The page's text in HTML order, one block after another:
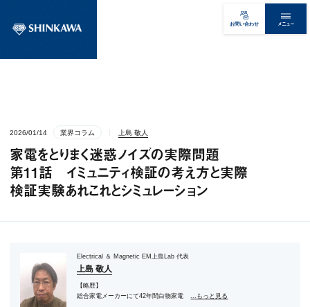
お問い合わせ メニュー
2026/01/14 業界コラム 上島 敬人
家電をとりまく迷惑ノイズの実際問題
第11話 イミュニティ検証の考え方と実際
検証実験あれこれとシミュレーション
Electrical ＆ Magnetic EM上島Lab 代表
上島 敬人
【略歴】
総合家電メーカーにて42年間白物家電
...もっと見る